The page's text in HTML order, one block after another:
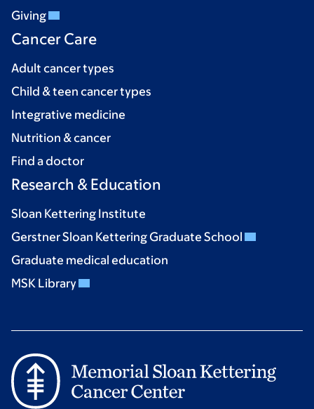
Giving
Cancer Care
Adult cancer types
Child & teen cancer types
Integrative medicine
Nutrition & cancer
Find a doctor
Research & Education
Sloan Kettering Institute
Gerstner Sloan Kettering Graduate School
Graduate medical education
MSK Library